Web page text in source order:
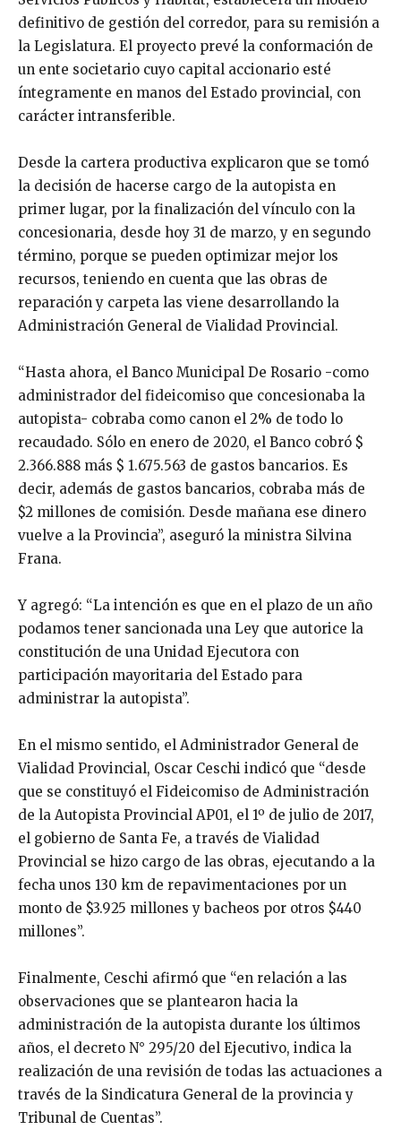
definitivo de gestión del corredor, para su remisión a
la Legislatura. El proyecto prevé la conformación de
un ente societario cuyo capital accionario esté
íntegramente en manos del Estado provincial, con
carácter intransferible.
Desde la cartera productiva explicaron que se tomó
la decisión de hacerse cargo de la autopista en
primer lugar, por la finalización del vínculo con la
concesionaria, desde hoy 31 de marzo, y en segundo
término, porque se pueden optimizar mejor los
recursos, teniendo en cuenta que las obras de
reparación y carpeta las viene desarrollando la
Administración General de Vialidad Provincial.
“Hasta ahora, el Banco Municipal De Rosario -como
administrador del fideicomiso que concesionaba la
autopista- cobraba como canon el 2% de todo lo
recaudado. Sólo en enero de 2020, el Banco cobró $
2.366.888 más $ 1.675.563 de gastos bancarios. Es
decir, además de gastos bancarios, cobraba más de
$2 millones de comisión. Desde mañana ese dinero
vuelve a la Provincia”, aseguró la ministra Silvina
Frana.
Y agregó: “La intención es que en el plazo de un año
podamos tener sancionada una Ley que autorice la
constitución de una Unidad Ejecutora con
participación mayoritaria del Estado para
administrar la autopista”.
En el mismo sentido, el Administrador General de
Vialidad Provincial, Oscar Ceschi indicó que “desde
que se constituyó el Fideicomiso de Administración
de la Autopista Provincial AP01, el 1º de julio de 2017,
el gobierno de Santa Fe, a través de Vialidad
Provincial se hizo cargo de las obras, ejecutando a la
fecha unos 130 km de repavimentaciones por un
monto de $3.925 millones y bacheos por otros $440
millones”.
Finalmente, Ceschi afirmó que “en relación a las
observaciones que se plantearon hacia la
administración de la autopista durante los últimos
años, el decreto N° 295/20 del Ejecutivo, indica la
realización de una revisión de todas las actuaciones a
través de la Sindicatura General de la provincia y
Tribunal de Cuentas”.